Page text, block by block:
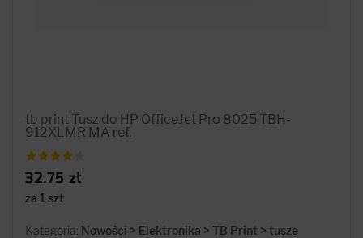
tb print Tusz do HP OfficeJet Pro 8025 TBH-
912XLMR MA ref.
32.75 zł
za 1 szt
Kategoria: Nowości > Elektronika > TB Print > tusze